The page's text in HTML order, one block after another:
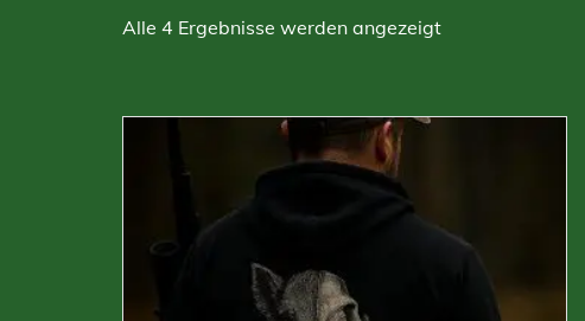
Alle 4 Ergebnisse werden angezeigtNach